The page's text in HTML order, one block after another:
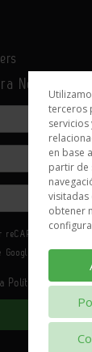
Newsletter
reCAPTCHA y se
Google.
Política de
Enviar
terceros
en base
partir de
visitadas
obtener